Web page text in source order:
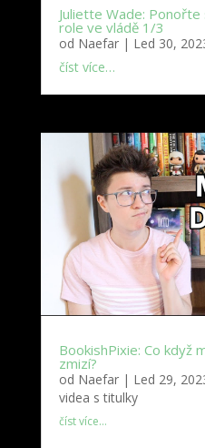
Juliette Wade:
role ve vládě 1/3
od Naefar| Led 30,
číst více…
BookishPixie: Co když
zmizí?
od Naefar| Led 29,
videa s titulky
číst více…